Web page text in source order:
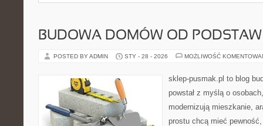
BUDOWA DOMÓW OD PODSTAW
POSTED BY ADMIN STY - 28 - 2026 MOŻLIWOŚĆ
sklep-pusmak.pl to blog
powstał z myślą o
modernizują mieszkanie,
prostu chcą mieć